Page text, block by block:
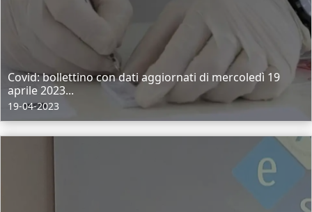
Covid: bollettino con dati aggiornati di mercoledì 19
aprile 2023...
19-04-2023